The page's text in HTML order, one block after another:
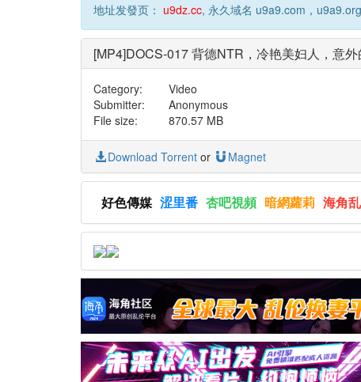
地址发發页： u9dz.cc, 永久域名 u9a9.com，
[MP4]DOCS-017 背德NTR，冷艳美妇人，意外
Category: Video
Submitter:
Anonymous
File size:
870.57 MB
Download Torrent or Magnet
好色傳媒 涩里番 杏吧視頻 暗網蘿莉 海角